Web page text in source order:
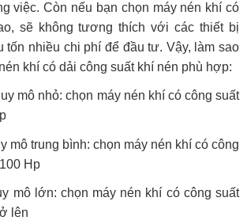
việc. Còn nếu bạn chọn máy nén khí có
sẽ không tương thích với các thiết bị
tốn nhiều chi phí để đầu tư. Vậy, làm sao
khí có dải công suất khí nén phù hợp:
mô nhỏ: chọn máy nén khí có công suất
mô trung bình: chọn máy nén khí có công
Hp
mô lớn: chọn máy nén khí có công suất
lên